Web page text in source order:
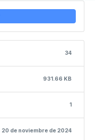
34
931.66 KB
1
20 de noviembre de 2024